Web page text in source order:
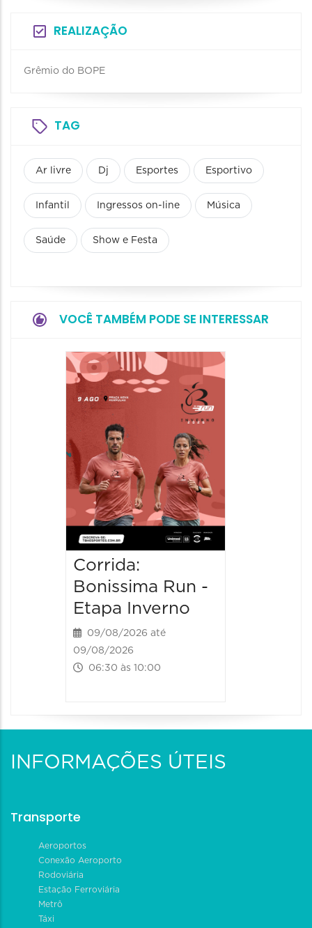
REALIZAÇÃO
Grêmio do BOPE
TAG
Ar livre Dj Esportes Esportivo
Infantil Ingressos on-line Música
Saúde Show e Festa
VOCÊ TAMBÉM PODE SE INTERESSAR
Corrida:
Bonissima Run -
Etapa Inverno
09/08/2026 até
09/08/2026
06:30 às 10:00
INFORMAÇÕES ÚTEIS
Transporte
Aeroportos
Conexão Aeroporto
Rodoviária
Estação Ferroviária
Metrô
Táxi